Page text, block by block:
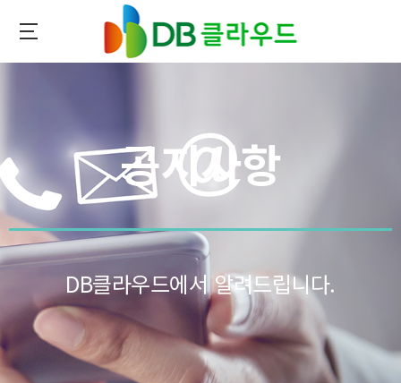
콘텐츠로
이동
DB클라우드
공지사항
DB클라우드에서 알려드립니다.